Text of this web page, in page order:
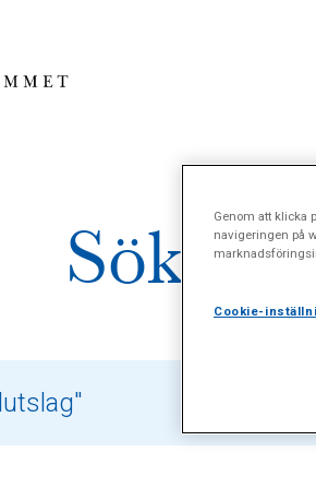
Genom att klicka
navigeringen på
Cookie-